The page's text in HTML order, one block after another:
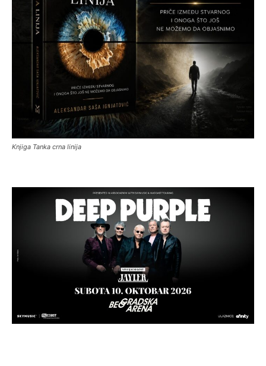
Knjiga Tanka crna linija